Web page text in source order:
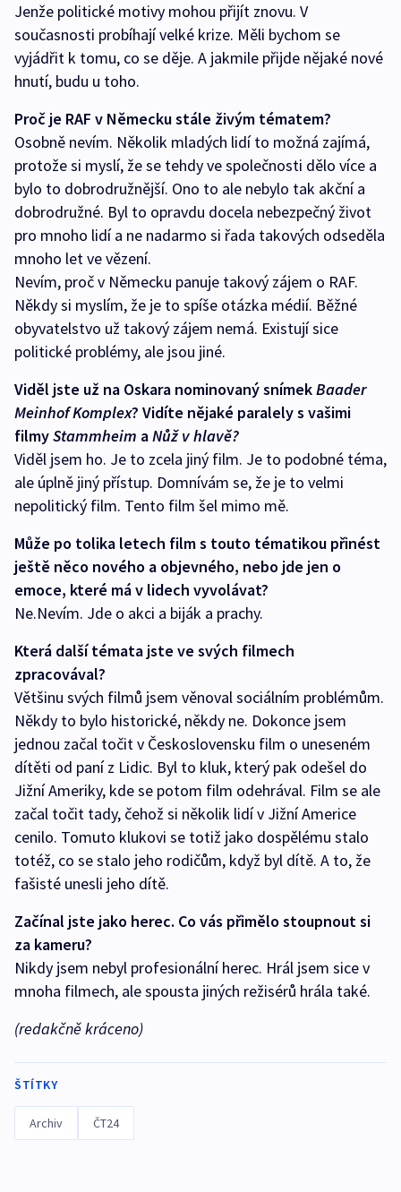
Jenže politické motivy mohou přijít znovu. V
současnosti probíhají velké krize. Měli bychom se
vyjádřit k tomu, co se děje. A jakmile přijde nějaké nové
hnutí, budu u toho.
Proč je RAF v Německu stále živým tématem?
Osobně nevím. Několik mladých lidí to možná zajímá,
protože si myslí, že se tehdy ve společnosti dělo více a
bylo to dobrodružnější. Ono to ale nebylo tak akční a
dobrodružné. Byl to opravdu docela nebezpečný život
pro mnoho lidí a ne nadarmo si řada takových odseděla
mnoho let ve vězení.
Nevím, proč v Německu panuje takový zájem o RAF.
Někdy si myslím, že je to spíše otázka médií. Běžné
obyvatelstvo už takový zájem nemá. Existují sice
politické problémy, ale jsou jiné.
Viděl jste už na Oskara nominovaný snímekBaader
Meinhof Komplex? Vidíte nějaké paralely s vašimi
filmyStammheim aNůž v hlavě?
Viděl jsem ho. Je to zcela jiný film. Je to podobné téma,
ale úplně jiný přístup. Domnívám se, že je to velmi
nepolitický film. Tento film šel mimo mě.
Může po tolika letech film s touto tématikou přinést
ještě něco nového a objevného, nebo jde jen o
emoce, které má v lidech vyvolávat?
Ne.Nevím. Jde o akci a biják a prachy.
Která další témata jste ve svých filmech
zpracovával?
Většinu svých filmů jsem věnoval sociálním problémům.
Někdy to bylo historické, někdy ne. Dokonce jsem
jednou začal točit v Československu film o uneseném
dítěti od paní z Lidic. Byl to kluk, který pak odešel do
Jižní Ameriky, kde se potom film odehrával. Film se ale
začal točit tady, čehož si několik lidí v Jižní Americe
cenilo. Tomuto klukovi se totiž jako dospělému stalo
totéž, co se stalo jeho rodičům, když byl dítě. A to, že
fašisté unesli jeho dítě.
Začínal jste jako herec. Co vás přimělo stoupnout si
za kameru?
Nikdy jsem nebyl profesionální herec. Hrál jsem sice v
mnoha filmech, ale spousta jiných režisérů hrála také.
(redakčně kráceno)
ŠTÍTKY
Archiv ČT24